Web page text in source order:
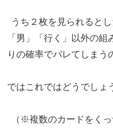
うち２枚を見られると
「男」「行く」以外の
りの確率でバレてしまう
ではこれではどうでしょ
（※複数のカードをく